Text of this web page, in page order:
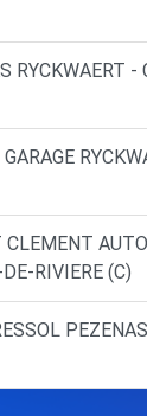
RYCKWAERT -
RIVIERE (C)